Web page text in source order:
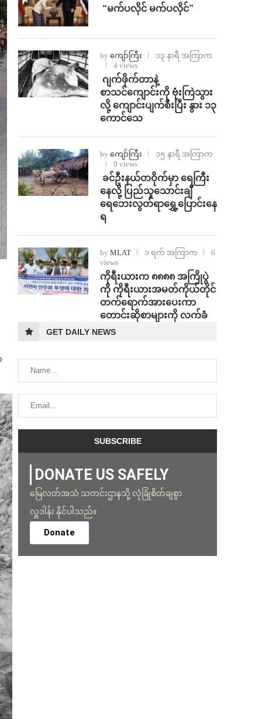
⁨ ⁨“မက်ပလိုင် မက်ပလိုင်”
by ကျော်ကြီး
၁၃ နာရီ အကြာက
4 views
⁨⁩ ⁨ဂျက်ဖိုက်တာနဲ့
စာသင်ကျောင်းကို ဗုံးကြဲသွား
လို့ ကျောင်းပျက်စီးပြီး နွား ၁၃
ကောင်သေ
by ကျော်ကြီး
၁၅ နာရီ အကြာက
9 views
⁩ ⁨ခင်ဦးနယ်တဝိုက်မှာ ရေကြီး
နေလို့ ပြည်သူသောင်းချီ
ရေဘေးလွတ်ရာရွှေ့ပြောင်းနေ
ရ
by MLAT ၁ ရက် အကြာက
6
views
ကိုရီးယားက ၈၈၈၈ အကြိုပွဲ
ကို ကိုရီးယားအမတ်ကိုယ်တိုင်
တက်ရောက်အားပေးကာ
တောင်းဆိုစာများကို လက်ခံ
GET DAILY NEWS
DONATE US SAFELY
မြေလတ်အသံ သတင်းဌာနသို့ လုံခြုံစိတ်ချစွာ
လှူဒါန်း နိုင်ပါသည်။
Donate